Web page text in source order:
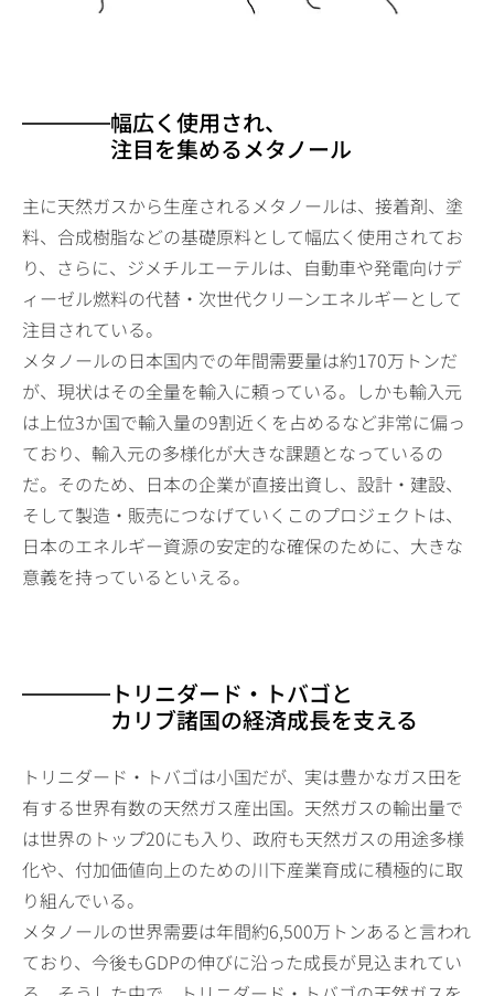
幅広く使用され、
注目を集めるメタノール
主に天然ガスから生産されるメタノールは、接着剤、塗
料、合成樹脂などの基礎原料として幅広く使用されてお
り、さらに、ジメチルエーテルは、自動車や発電向けデ
ィーゼル燃料の代替・次世代クリーンエネルギーとして
注目されている。
メタノールの日本国内での年間需要量は約170万トンだ
が、現状はその全量を輸入に頼っている。しかも輸入元
は上位3か国で輸入量の9割近くを占めるなど非常に偏っ
ており、輸入元の多様化が大きな課題となっているの
だ。そのため、日本の企業が直接出資し、設計・建設、
そして製造・販売につなげていくこのプロジェクトは、
日本のエネルギー資源の安定的な確保のために、大きな
意義を持っているといえる。
トリニダード・トバゴと
カリブ諸国の経済成長を支える
トリニダード・トバゴは小国だが、実は豊かなガス田を
有する世界有数の天然ガス産出国。天然ガスの輸出量で
は世界のトップ20にも入り、政府も天然ガスの用途多様
化や、付加価値向上のための川下産業育成に積極的に取
り組んでいる。
メタノールの世界需要は年間約6,500万トンあると言われ
ており、今後もGDPの伸びに沿った成長が見込まれてい